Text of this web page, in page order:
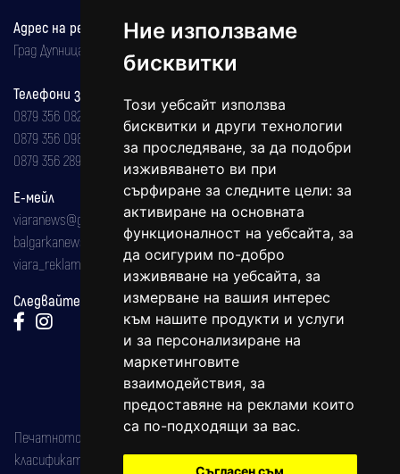
Ние използваме
бисквитки
Този уебсайт използва
бисквитки и други технологии
за проследяване, за да подобри
изживяването ви при
сърфиране за следните цели: за
активиране на основната
функционалност на уебсайта, за
да осигурим по-добро
изживяване на уебсайта, за
измерване на вашия интерес
към нашите продукти и услуги
и за персонализиране на
маркетинговите
взаимодействия, за
предоставяне на реклами които
са по-подходящи за вас.
Съгласен съм
Адрес на редакцията
Град Дупница, ул.''Христо Ботев" 43
Телефони за реклама и абонаменти
0879 356 082
0879 356 098
0879 356 289
Е-мейл
viaranews@gmail.com
balgarkanews@gmail.com
viara_reklama@mail.bg
Следвайте ни:
Печатното издание на вестника е регистрирано в националния
класификатор на печатните издания (Българска национална